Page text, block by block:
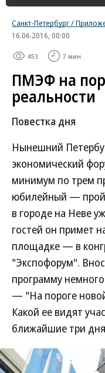
Санкт-Петербург /
16.06.2016, 00:00
453 7 мин.
ПМЭФ на
реальности
Повестка дня
Нынешний
экономический
минимум по трем
юбилейный —
в городе на Неве
гостей он примет
площадке — в
"Экспофорум".
программу
— "На пороге
Какой ее видят
ближайшие три